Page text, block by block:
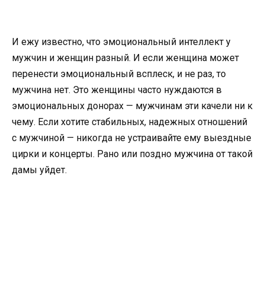
И ежу известно, что эмоциональный интеллект у
мужчин и женщин разный. И если женщина может
перенести эмоциональный всплеск, и не раз, то
мужчина нет. Это женщины часто нуждаются в
эмоциональных донорах — мужчинам эти качели ни к
чему. Если хотите стабильных, надежных отношений
с мужчиной — никогда не устраивайте ему выездные
цирки и концерты. Рано или поздно мужчина от такой
дамы уйдет.